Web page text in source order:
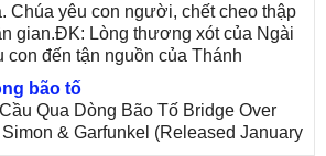
Chúa yêu con người, chết cheo thập
gian.ĐK: Lòng thương xót của Ngài
con đến tận nguồn của Thánh
bão tố
Qua Dòng Bão Tố Bridge Over
& Garfunkel (Released January